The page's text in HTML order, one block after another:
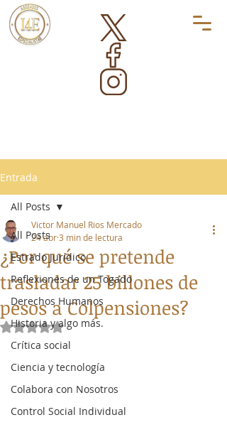
Entrada
All Posts
Estrado Jurídico
Reflexiones de un Togado
Derechos Humanos
Historia y algo más.
Crítica social
Ciencia y tecnología
Colabora con Nosotros
Control Social Individual
All Posts
¿Por qué se pretende
trasladar 25 billones de
pesos a Colpensiones?
Victor Manuel Rios Mercado
24 abr3 min de lectura
Obtuvo NaN de 5 estrellas.